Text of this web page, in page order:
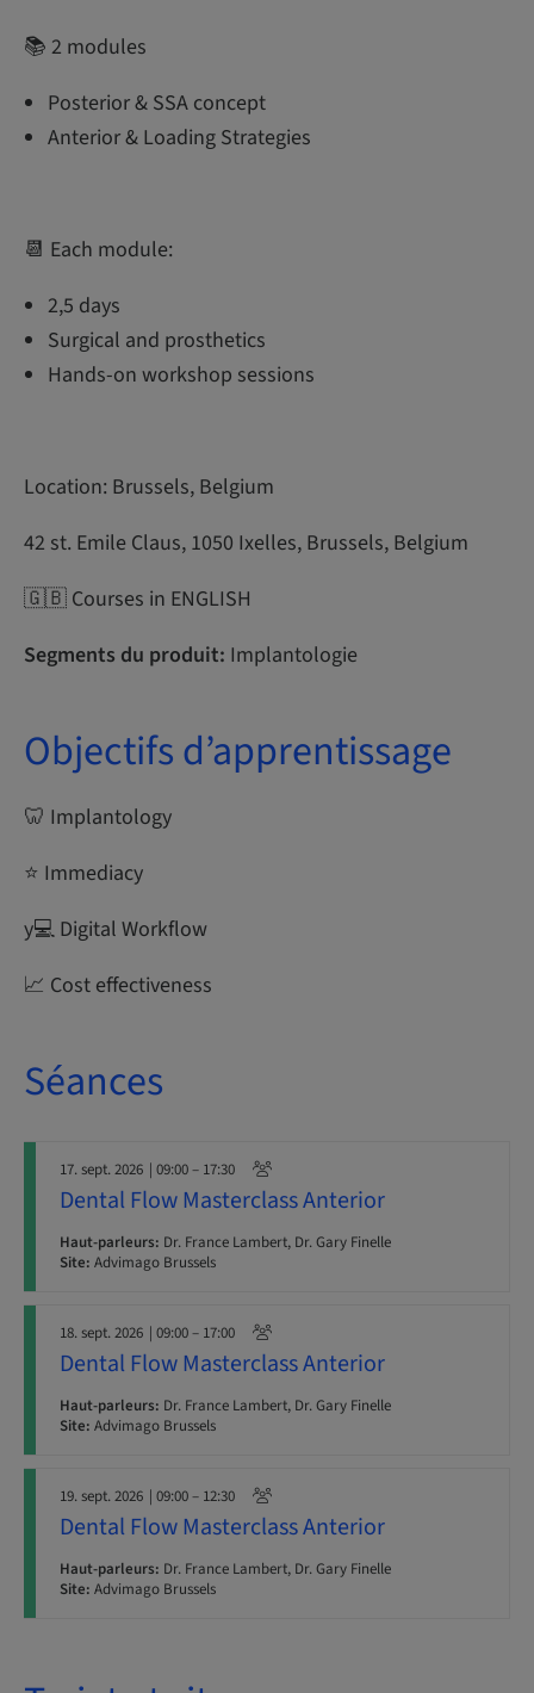
📚 2 modules
Posterior & SSA concept
Anterior & Loading Strategies
📆 Each module:
2,5 days
Surgical and prosthetics
Hands-on workshop sessions
Location: Brussels, Belgium
42 st. Emile Claus, 1050 Ixelles, Brussels, Belgium
🇬🇧 Courses in ENGLISH
Segments du produit: Implantologie
Objectifs d’apprentissage
🦷 Implantology
⭐ Immediacy
y‍💻 Digital Workflow
📈 Cost effectiveness
Séances
17. sept. 2026 | 09:00 – 17:30
Dental Flow Masterclass Anterior
Haut-parleurs: Dr. France Lambert, Dr. Gary Finelle
Site: Advimago Brussels
18. sept. 2026 | 09:00 – 17:00
Dental Flow Masterclass Anterior
Haut-parleurs: Dr. France Lambert, Dr. Gary Finelle
Site: Advimago Brussels
19. sept. 2026 | 09:00 – 12:30
Dental Flow Masterclass Anterior
Haut-parleurs: Dr. France Lambert, Dr. Gary Finelle
Site: Advimago Brussels